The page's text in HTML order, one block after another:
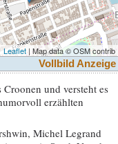
Leaflet| Map data © OSM contrib
Vollbild Anzeige
und versteht es
erzählten
Michel Legrand